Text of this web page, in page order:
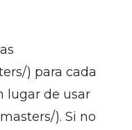
) para cada
lugar de usar
). Si no